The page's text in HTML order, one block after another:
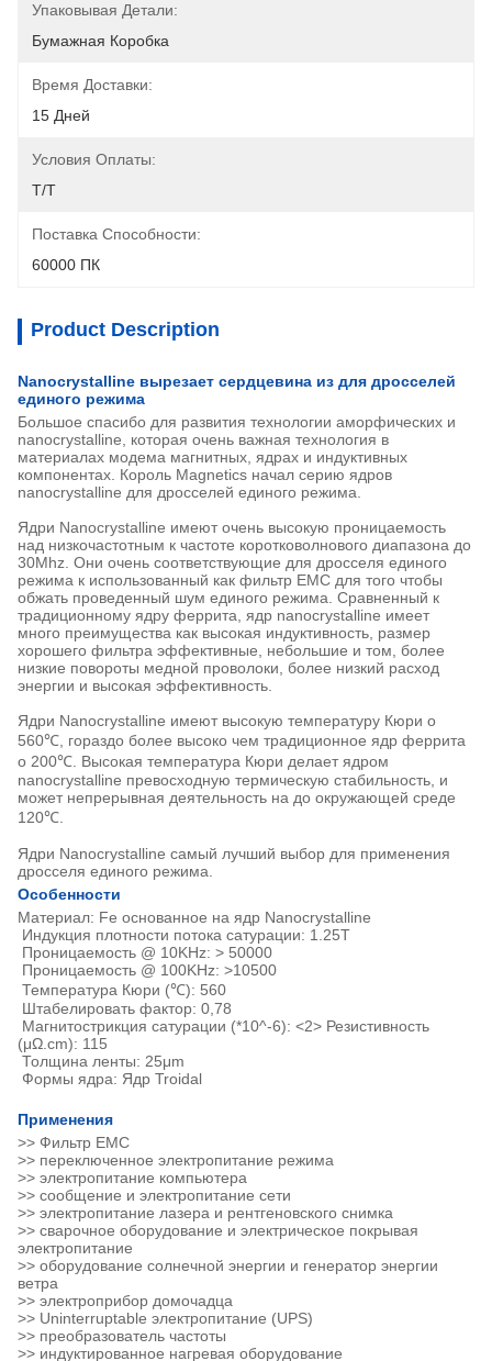
Упаковывая Детали:
Бумажная Коробка
Время Доставки:
15 Дней
Условия Оплаты:
T/T
Поставка Способности:
60000 ПК
Product Description
Nanocrystalline вырезает сердцевина из для дросселей
единого режима
Большое спасибо для развития технологии аморфических и
nanocrystalline, которая очень важная технология в
материалах модема магнитных, ядрах и индуктивных
компонентах. Король Magnetics начал серию ядров
nanocrystalline для дросселей единого режима.
Ядри Nanocrystalline имеют очень высокую проницаемость
над низкочастотным к частоте коротковолнового диапазона до
30Mhz. Они очень соответствующие для дросселя единого
режима к использованный как фильтр EMC для того чтобы
обжать проведенный шум единого режима. Сравненный к
традиционному ядру феррита, ядр nanocrystalline имеет
много преимущества как высокая индуктивность, размер
хорошего фильтра эффективные, небольшие и том, более
низкие повороты медной проволоки, более низкий расход
энергии и высокая эффективность.
Ядри Nanocrystalline имеют высокую температуру Кюри о
560℃, гораздо более высоко чем традиционное ядр феррита
о 200℃. Высокая температура Кюри делает ядром
nanocrystalline превосходную термическую стабильность, и
может непрерывная деятельность на до окружающей среде
120℃.
Ядри Nanocrystalline самый лучший выбор для применения
дросселя единого режима.
Особенности
Материал: Fe основанное на ядр Nanocrystalline
Индукция плотности потока сатурации: 1.25T
Проницаемость @ 10KHz: > 50000
Проницаемость @ 100KHz: >10500
Температура Кюри (℃): 560
Штабелировать фактор: 0,78
Магнитострикция сатурации (*10^-6): <2> Резистивность
(μΩ.cm): 115
Толщина ленты: 25μm
Формы ядра: Ядр Troidal
Применения
>> Фильтр EMC
>> переключенное электропитание режима
>> электропитание компьютера
>> сообщение и электропитание сети
>> электропитание лазера и рентгеновского снимка
>> сварочное оборудование и электрическое покрывая
электропитание
>> оборудование солнечной энергии и генератор энергии
ветра
>> электроприбор домочадца
>> Uninterruptable электропитание (UPS)
>> преобразователь частоты
>> индуктированное нагревая оборудование